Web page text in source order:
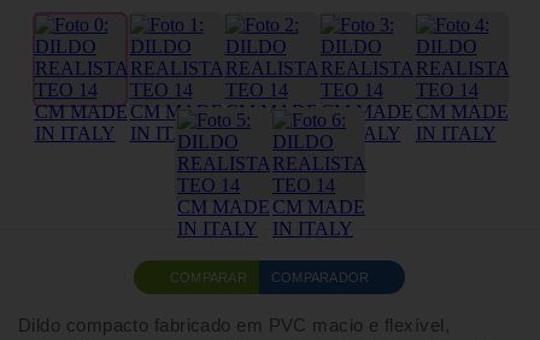
COMPARAR COMPARADOR
Dildo compacto fabricado em PVC macio e flexível,